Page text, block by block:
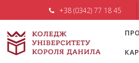
+38 (0342) 77 18 45